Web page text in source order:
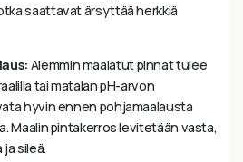
saattavat ärsyttää herkkiä
Aiemmin maalatut pinnat tulee
tai matalan pH-arvon
hyvin ennen pohjamaalausta
Maalin pintakerros levitetään vasta,
sileä.